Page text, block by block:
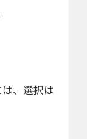
、選択は